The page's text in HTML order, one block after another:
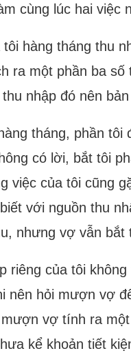
cùng lúc hai việc
tôi hàng tháng thu
ra một phần ba
nhập đó nên
tháng, phần
có lời, bắt tôi
việc của tôi cũng
với nguồn thu
nhưng vợ vẫn bắt
riêng của tôi
nên hỏi mượn vợ
vợ tính ra
kể khoản tiết